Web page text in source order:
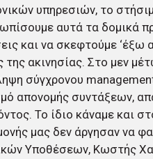
υπηρεσιών, το
αυτά τα δομικά
και να σκεφτούμε ‘έξω
της ακινησίας. Στο μεν
σύγχρονου
απονομής συντάξεων,
Το ίδιο κάναμε και
μας δεν άργησαν να
Υποθέσεων, Κωστής